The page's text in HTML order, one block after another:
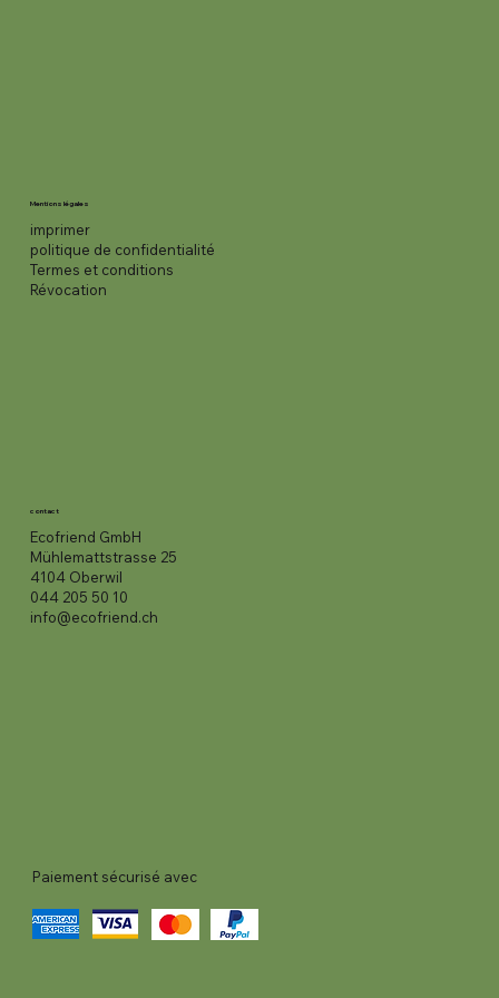
Mentions légales
imprimer
politique de confidentialité
Termes et conditions
Révocation
contact
Ecofriend GmbH
Mühlemattstrasse 25
4104 Oberwil
044 205 50 10
info@ecofriend.ch
Paiement sécurisé avec